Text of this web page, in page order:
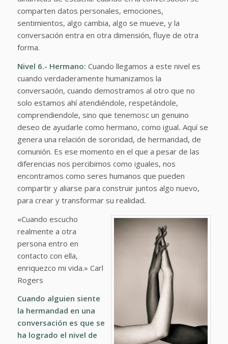
comparten datos personales, emociones,
sentimientos, algo cambia, algo se mueve, y la
conversación entra en otra dimensión, fluye de otra
forma.
Nivel 6.- Hermano: Cuando llegamos a este nivel es
cuando verdaderamente humanizamos la
conversación, cuando demostramos al otro que no
solo estamos ahí atendiéndole, respetándole,
comprendiendole, sino que tenemosc un genuino
deseo de ayudarle como hermano, como igual. Aquí se
genera una relación de sororidad, de hermandad, de
comunión. Es ese momento en el que a pesar de las
diferencias nos percibimos como iguales, nos
encontramos como seres humanos que pueden
compartir y aliarse para construir juntos algo nuevo,
para crear y transformar su realidad.
«Cuando escucho
realmente a otra
persona entro en
contacto con ella,
enriquezco mi vida.» Carl
Rogers
Cuando alguien siente
la hermandad en una
conversación es que se
ha logrado el nivel de